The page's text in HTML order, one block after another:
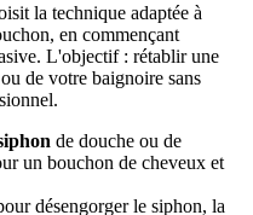
la technique adaptée à
en commençant
L'objectif : rétablir une
de votre baignoire sans
de douche ou de
un bouchon de cheveux et
désengorger le siphon, la